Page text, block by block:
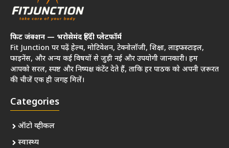
फिट जंक्शन — भरोसेमंद हिंदी प्लेटफॉर्म
Fit Junction पर पढ़ें हेल्थ, मोटिवेशन, टेक्नोलॉजी, शिक्षा, लाइफस्टाइल,
फाइनेंस, और अन्य कई विषयों से जुड़ी नई और उपयोगी जानकारी। हम
आपको सरल, स्पष्ट और निष्पक्ष कंटेंट देते हैं, ताकि हर पाठक को अपनी ज़रूरत
की चीजें एक ही जगह मिलें।
Categories
ऑटो व्हीकल
स्वास्थ्य